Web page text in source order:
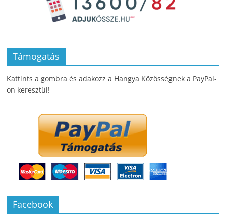
Támogatás
Kattints a gombra és adakozz a Hangya Közösségnek a PayPal-
on keresztül!
Facebook